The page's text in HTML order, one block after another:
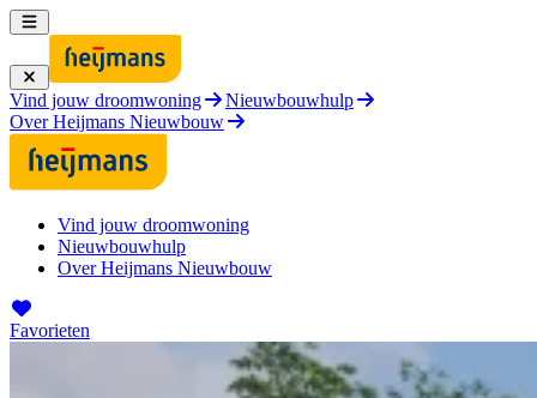
Vind jouw droomwoning
Nieuwbouwhulp
Over Heijmans Nieuwbouw
Vind jouw droomwoning
Nieuwbouwhulp
Over Heijmans Nieuwbouw
Favorieten